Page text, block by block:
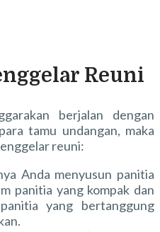
Reuni
berjalan dengan
tamu undangan, maka
reuni:
Anda menyusun panitia
panitia yang kompak dan
yang bertanggung